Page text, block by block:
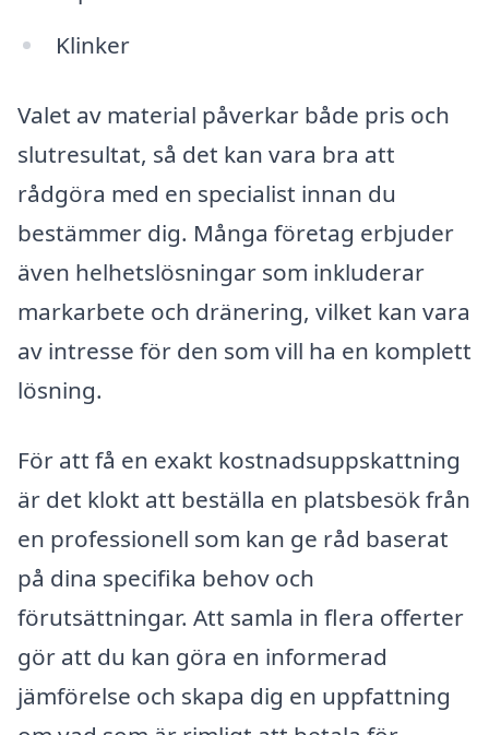
Klinker
Valet av material påverkar både pris och
slutresultat, så det kan vara bra att
rådgöra med en specialist innan du
bestämmer dig. Många företag erbjuder
även helhetslösningar som inkluderar
markarbete och dränering, vilket kan vara
av intresse för den som vill ha en komplett
lösning.
För att få en exakt kostnadsuppskattning
är det klokt att beställa en platsbesök från
en professionell som kan ge råd baserat
på dina specifika behov och
förutsättningar. Att samla in flera offerter
gör att du kan göra en informerad
jämförelse och skapa dig en uppfattning